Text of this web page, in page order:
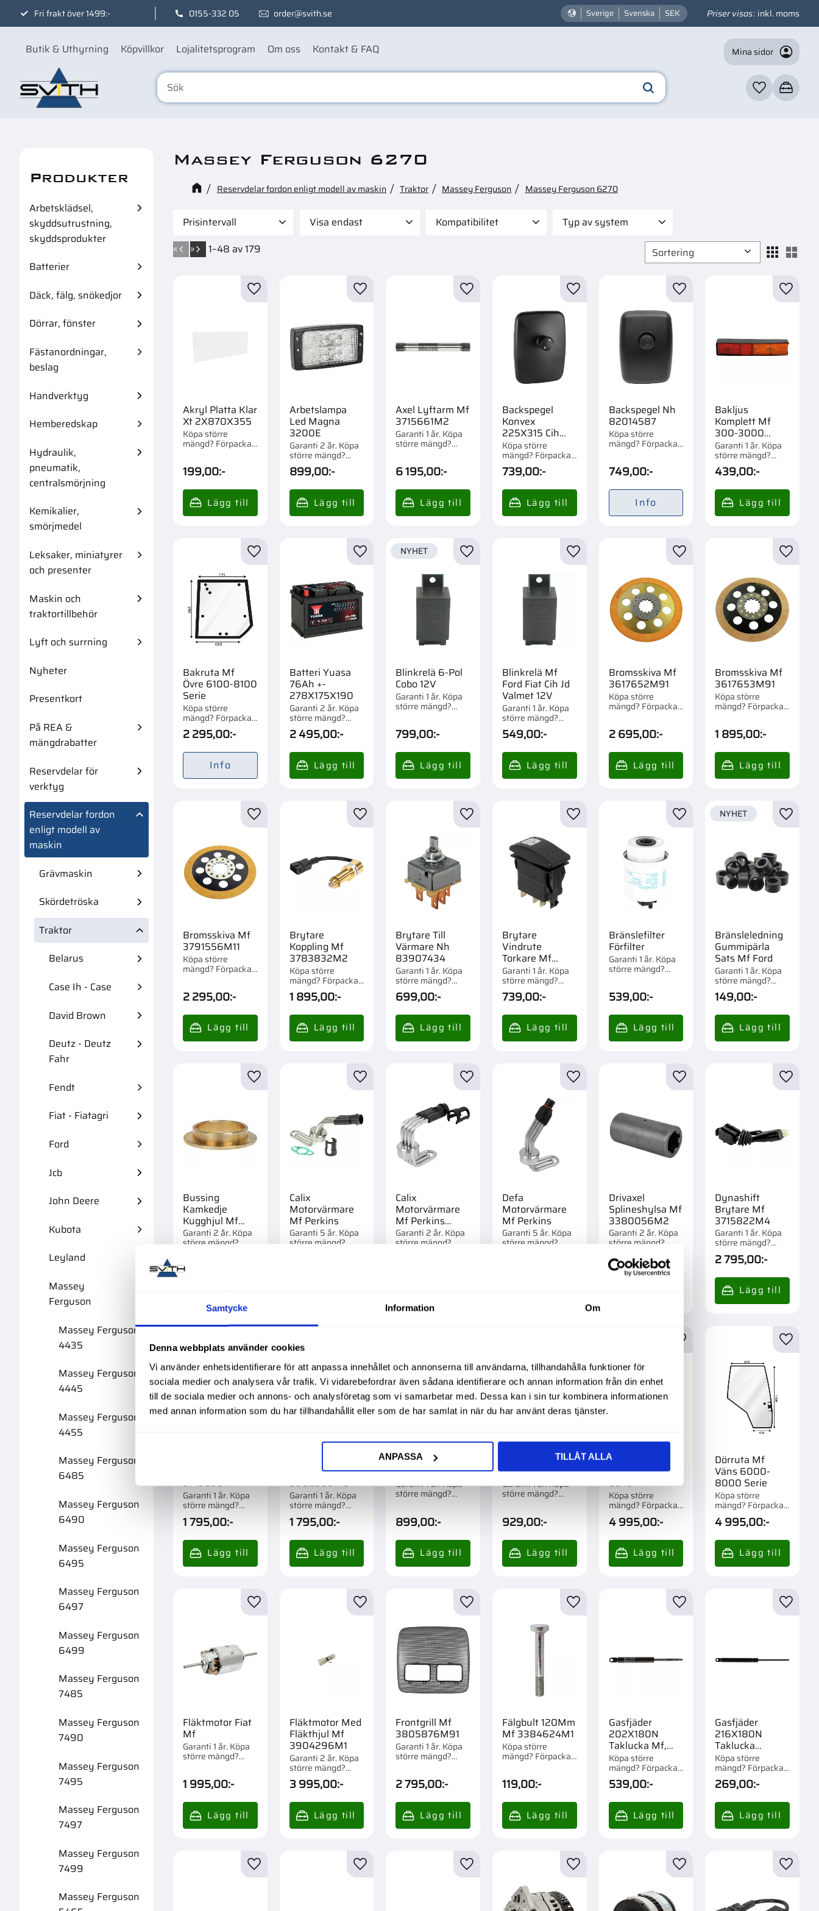
Samtycke Information Om
Denna webbplats använder cookies
Vi använder enhetsidentifierare för att anpassa innehållet och annonserna till användarna, tillhandahålla funktioner för
sociala medier och analysera vår trafik. Vi vidarebefordrar även sådana identifierare och annan information från din enhet
till de sociala medier och annons- och analysföretag som vi samarbetar med. Dessa kan i sin tur kombinera informationen
med annan information som du har tillhandahållit eller som de har samlat in när du har använt deras tjänster.
ANPASSA TILLÅT ALLA
Fri frakt över 1499:- 0155-332 05 order@svith.se Sverige Svenska SEK Priser visas inkl. moms
Butik & Uthyrning Köpvillkor Lojalitetsprogram Om oss Kontakt & FAQ Mina sidor
Favoriter
Kundvagn
Massey Ferguson 6270
Reservdelar fordon enligt modell av maskin Traktor Massey Ferguson Massey Ferguson 6270
Prisintervall
38
Visa endast Kompatibilitet
Case IH 3210
Case IH 3220
Typ av system
Bränslesystem
Elsystem
Visa fler
1–48 av179
« »
Välj sortering
Akryl Platta Klar
Xt 2X870X355
Köpa större
mängd? Förpackad
199,00:-
Lägg till i favoriter
Arbetslampa
Led Magna
3200E
Garanti 2 år. Köpa
större mängd?
Förpackad om 1/12
st.
899,00:-
Lägg till i favoriter
Axel Lyftarm Mf
3715661M2
Garanti 1 år. Köpa
större mängd?
6 195,00:-
Lägg till i favoriter
Backspegel
Konvex
225X315 Cih
297017A1
Köpa större
mängd? Förpackad
om 1 st.
739,00:-
Lägg till i favoriter
Backspegel Nh
82014587
Köpa större
mängd? Förpackad
749,00:-
Lägg till i favoriter
Info
Bakljus
Komplett Mf
300-3000
Serie
Garanti 1 år. Köpa
större mängd?
Förpackad om 1/2
st.
439,00:-
Lägg
Bakruta Mf
Övre 6100-8100
Serie
Köpa större
mängd? Förpackad
om 1/25 st.
2 295,00:-
Lägg till i favoriter
Info
Batteri Yuasa
76Ah +-
278X175X190
Garanti 2 år. Köpa
större mängd?
Förpackad om 1/51
st.
2 495,00:-
Lägg till i favoriter
Blinkrelä 6-Pol
Cobo 12V
Garanti 1 år. Köpa
större mängd?
Förpackad om 1 st.
799,00:-
NYHET Lägg till i favoriter
Blinkrelä Mf
Ford Fiat Cih Jd
Valmet 12V
Garanti 1 år. Köpa
större mängd?
Förpackad om 1 st.
549,00:-
Lägg till i favoriter
Bromsskiva Mf
3617652M91
Köpa större
mängd? Förpackad
om 1 st.
2 695,00:-
Lägg till i favoriter
Bromsskiva Mf
3617653M91
Köpa större
mängd? Förpackad
om 1 st.
1 895,00:-
Lägg
Bromsskiva Mf
3791556M11
Köpa större
mängd? Förpackad
om 1 st.
2 295,00:-
Lägg till i favoriter
Brytare
Koppling Mf
3783832M2
Köpa större
mängd? Förpackad
om 1 st.
1 895,00:-
Lägg till i favoriter
Brytare Till
Värmare Nh
83907434
Garanti 1 år. Köpa
större mängd?
Förpackad om 1 st.
699,00:-
Lägg till i favoriter
Brytare
Vindrute
Torkare Mf
3809499M2
Garanti 1 år. Köpa
större mängd?
Förpackad om 1 st.
739,00:-
Lägg till i favoriter
Bränslefilter
Förfilter
Garanti 1 år. Köpa
större mängd?
Förpackad om 1/6
539,00:-
Lägg till i favoriter
Bränsleledning
Gummipärla
Sats Mf Ford
Garanti 1 år. Köpa
större mängd?
Förpackad om 1 st.
149,00:-
NYHET Lägg
Bussing
Kamkedje
Kugghjul Mf
731033M1
Garanti 2 år. Köpa
större mängd?
Lägg till i favoriter
Calix
Motorvärmare
Mf Perkins
Garanti 5 år. Köpa
större mängd?
Lägg till i favoriter
Calix
Motorvärmare
Mf Perkins
1006
Garanti 2 år. Köpa
större mängd?
Lägg till i favoriter
Defa
Motorvärmare
Mf Perkins
Garanti 5 år. Köpa
större mängd?
Lägg till i favoriter
Drivaxel
Splineshylsa Mf
3380056M2
Garanti 2 år. Köpa
större mängd?
789,00:-
Lägg till i favoriter
Dynashift
Brytare Mf
3715822M4
Garanti 1 år. Köpa
större mängd?
Förpackad om 1 st.
2 795,00:-
Lägg
3715838M4
Garanti 1 år. Köpa
större mängd?
Förpackad om 1 st.
1 795,00:-
Lägg till i favoriter
Låsbart Mf
3902356M91
Garanti 1 år. Köpa
större mängd?
Förpackad om 1 st.
1 795,00:-
Dörrlås Höger
Mf 3804662M1
Garanti 1 år. Köpa
större mängd?
899,00:-
Dörrlås Vänster
Mf 3804663M1
Garanti 1 år. Köpa
större mängd?
929,00:-
Dörruta Mf Hög
6000-8000
Serie
Köpa större
mängd? Förpackad
om 1 st.
4 995,00:-
Lägg till i favoriter
Dörruta Mf
Väns 6000-
8000 Serie
Köpa större
mängd? Förpackad
om 1 st.
4 995,00:-
Lägg
Fläktmotor Fiat
Mf
Garanti 1 år. Köpa
större mängd?
1 995,00:-
Lägg till i favoriter
Fläktmotor Med
Fläkthjul Mf
3904296M1
Garanti 2 år. Köpa
större mängd?
Förpackad om 1 st.
3 995,00:-
Lägg till i favoriter
Frontgrill Mf
3805876M91
Garanti 1 år. Köpa
större mängd?
2 795,00:-
Lägg till i favoriter
Fälgbult 120Mm
Mf 3384624M1
Köpa större
mängd? Förpackad
119,00:-
Lägg till i favoriter
Gasfjäder
202X180N
Taklucka Mf,
Valmet
Köpa större
mängd? Förpackad
om 1/50 st.
539,00:-
Lägg till i favoriter
Gasfjäder
216X180N
Taklucka
Ford,Mf,Valmet
Köpa större
mängd? Förpackad
om 1/10 st.
269,00:-
Lägg
Lägg till i favoriter Lägg till i favoriter Lägg till i favoriter Lägg till i favoriter Lägg till i favoriter Lägg
Produkter
Arbetsklädsel,
skyddsutrustning,
skyddsprodukter
Batterier
Däck, fälg, snökedjor
Dörrar, fönster
Fästanordningar,
beslag
Handverktyg
Hemberedskap
Hydraulik,
pneumatik,
centralsmörjning
Kemikalier,
smörjmedel
Leksaker, miniatyrer
och presenter
Maskin och
traktortillbehör
Lyft och surrning
Nyheter
Presentkort
På REA &
mängdrabatter
Reservdelar för
verktyg
Reservdelar fordon
enligt modell av
maskin
Grävmaskin
Skördetröska
Traktor
Belarus
Case Ih - Case
David Brown
Deutz - Deutz
Fahr
Fendt
Fiat - Fiatagri
Ford
Jcb
John Deere
Kubota
Leyland
Massey
Ferguson
Massey Ferguson
4435
Massey Ferguson
4445
Massey Ferguson
4455
Massey Ferguson
6485
Massey Ferguson
6490
Massey Ferguson
6495
Massey Ferguson
6497
Massey Ferguson
6499
Massey Ferguson
7485
Massey Ferguson
7490
Massey Ferguson
7495
Massey Ferguson
7497
Massey Ferguson
7499
Massey Ferguson